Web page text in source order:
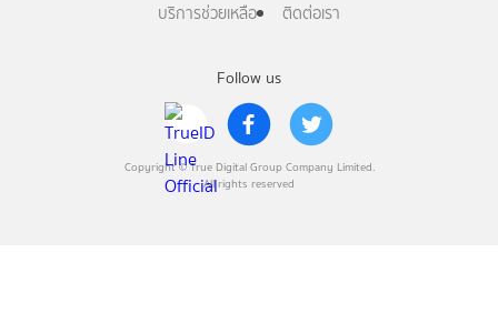
Follow us
Copyright © True Digital Group Company Limited.
All rights reserved
บริการช่วยเหลือ
ติดต่อเรา